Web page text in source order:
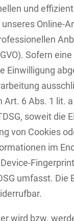
und
Online-
Sofern eine
Einwilligung
Art. 6 Abs. 1 lit. a
soweit die
von Cookies
im
umfasst. Die
wird bzw.